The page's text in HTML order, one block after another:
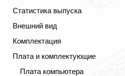
Статистика выпуска
Внешний вид
Комплектация
Плата и комплектующие
Плата компьютера